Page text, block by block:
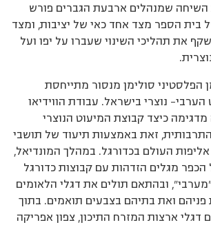
שמנהלים ארבעת הגברים פורש
בית הספר מצד אחד כאי של יציבות, ומצד
את תהליכי השינוי שעברו על יפו ועל
הפלסטיני סולימן מנסור מתייחסת
נוצרי בישראל. עבודת הווידיאו
כיצד קבוצת המיעוט הנוצרי
זאת באמצעות תיעוד של תושבי
העולם בכדורגל. במהלך המונדיאל,
הכפר מגלים הזדהות עם קבוצות כדורגל
ובהתאם תולים את דגלי הלאומים
פניהם ואת בתיהם בצבעים תואמים. בתוך
דגלי ארצות המזרח התיכון, צפון אפריקה